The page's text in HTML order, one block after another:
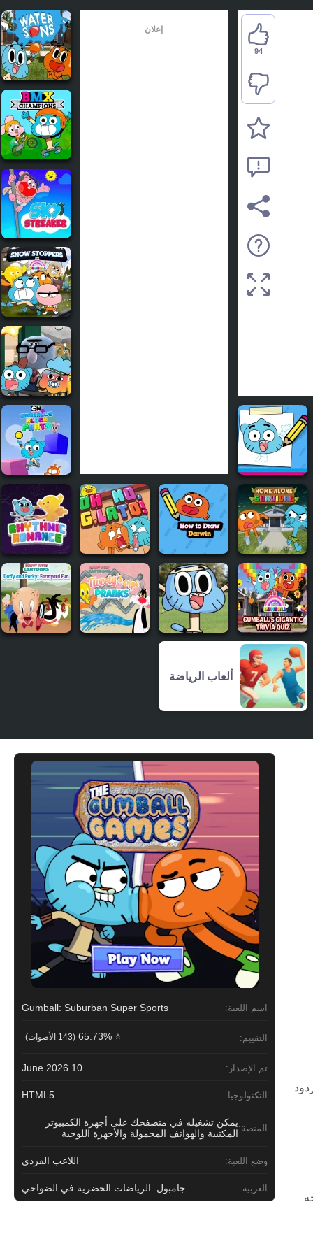
اسم اللعبة: Gumball: Suburban Super Sports
التقييم: ⭐ 65.73% (143 الأصوات)
تم الإصدار: 10 June 2026
التكنولوجيا: HTML5
المنصة:يمكن تشغيله في متصفحك على أجهزة الكمبيوتر
المكتبية والهواتف المحمولة والأجهزة اللوحية
وضع اللعبة: اللاعب الفردي
العربية: جامبول: الرياضات الحضرية في الضواحي
94
إعلان
ألعاب الرياضة